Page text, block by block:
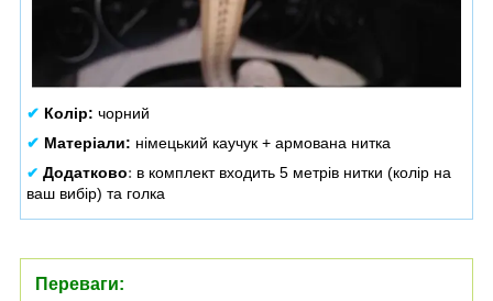
✔ Колір: чорний
✔ Матеріали: німецький каучук + армована нитка
✔ Додатково: в комплект входить 5 метрів нитки (колір на
ваш вибір) та голка
Переваги: